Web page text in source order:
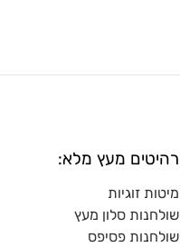
רהיטים מעץ מלא:
מיטות זוגיות
שולחנות סלון מעץ
שולחנות פסיפס